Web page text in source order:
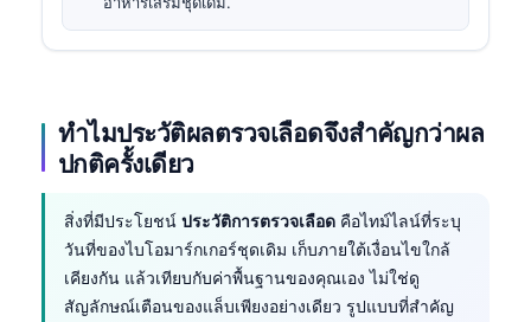
ทำไมประวัติผลตรวจเลือดจึงสำคัญกว่าผล
ปกติครั้งเดียว
สิ่งที่มีประโยชน์ ประวัติการตรวจเลือด คือไทม์ไลน์ที่ระบุ
วันที่ของไบโอมาร์กเกอร์ชุดเดิม เก็บภายใต้เงื่อนไขใกล้
เคียงกัน แล้วเทียบกับค่าพื้นฐานของคุณเอง ไม่ใช่ดู
สัญลักษณ์เตือนของแล็บเพียงอย่างเดียว รูปแบบที่สำคัญ